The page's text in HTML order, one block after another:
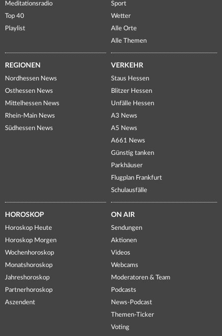
Meditationsradio
Top 40
Playlist
Sport
Wetter
Alle Orte
Alle Themen
REGIONEN
Nordhessen News
Osthessen News
Mittelhessen News
Rhein-Main News
Südhessen News
VERKEHR
Staus Hessen
Blitzer Hessen
Unfälle Hessen
A3 News
A5 News
A661 News
Günstig tanken
Parkhäuser
Flugplan Frankfurt
Schulausfälle
HOROSKOP
Horoskop Heute
Horoskop Morgen
Wochenhoroskop
Monatshoroskop
Jahreshoroskop
Partnerhoroskop
Aszendent
ON AIR
Sendungen
Aktionen
Videos
Webcams
Moderatoren & Team
Podcasts
News-Podcast
Themen-Ticker
Voting